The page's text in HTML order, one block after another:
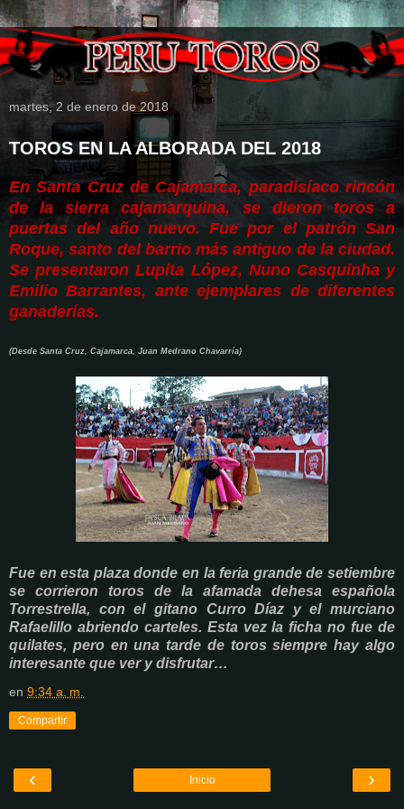
martes, 2 de enero de 2018
TOROS EN LA ALBORADA DEL 2018
En Santa Cruz de Cajamarca, paradisíaco rincón
de la sierra cajamarquina, se dieron toros a
puertas del año nuevo. Fue por el patrón San
Roque, santo del barrio más antiguo de la ciudad.
Se presentaron Lupita López, Nuno Casquinha y
Emilio Barrantes, ante ejemplares de diferentes
ganaderías.
(Desde Santa Cruz, Cajamarca, Juan Medrano Chavarría)
Fue en esta plaza donde en la feria grande de setiembre
se corrieron toros de la afamada dehesa española
Torrestrella, con el gitano Curro Díaz y el murciano
Rafaelillo abriendo carteles. Esta vez la ficha no fue de
quilates, pero en una tarde de toros siempre hay algo
interesante que ver y disfrutar…
en 9:34 a. m.
Compartir
‹ ›
Inicio